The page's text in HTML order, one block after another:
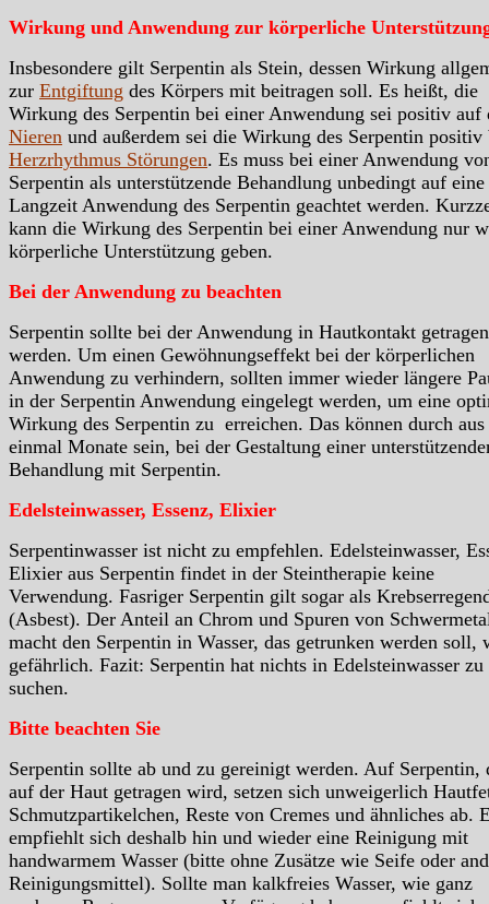
Wirkung und Anwendung zur körperliche
Insbesondere gilt Serpentin als Stein, dessen Wirkung
zur Entgiftung des Körpers mit beitragen soll. Es heißt, die
Wirkung des Serpentin bei einer Anwendung sei positiv auf
Nieren und außerdem sei die Wirkung des Serpentin positiv
Herzrhythmus Störungen. Es muss bei einer Anwendung
Serpentin als unterstützende Behandlung unbedingt auf eine
Langzeit Anwendung des Serpentin geachtet werden.
kann die Wirkung des Serpentin bei einer Anwendung nur
körperliche Unterstützung geben.
Bei der Anwendung zu beachten
Serpentin sollte bei der Anwendung in Hautkontakt getragen
werden. Um einen Gewöhnungseffekt bei der körperlichen
Anwendung zu verhindern, sollten immer wieder längere
in der Serpentin Anwendung eingelegt werden, um eine
Wirkung des Serpentin zu erreichen. Das können durch aus
einmal Monate sein, bei der Gestaltung einer
Behandlung mit Serpentin.
Edelsteinwasser, Essenz, Elixier
Serpentinwasser ist nicht zu empfehlen. Edelsteinwasser,
Elixier aus Serpentin findet in der Steintherapie keine
Verwendung. Fasriger Serpentin gilt sogar als
(Asbest). Der Anteil an Chrom und Spuren von
macht den Serpentin in Wasser, das getrunken werden soll,
gefährlich. Fazit: Serpentin hat nichts in Edelsteinwasser zu
suchen.
Bitte beachten Sie
Serpentin sollte ab und zu gereinigt werden. Auf Serpentin,
auf der Haut getragen wird, setzen sich unweigerlich
Schmutzpartikelchen, Reste von Cremes und ähnliches ab.
empfiehlt sich deshalb hin und wieder eine Reinigung mit
handwarmem Wasser (bitte ohne Zusätze wie Seife oder
Reinigungsmittel). Sollte man kalkfreies Wasser, wie ganz